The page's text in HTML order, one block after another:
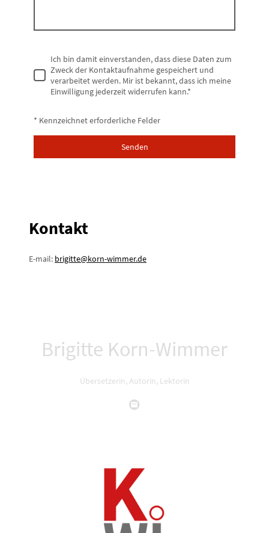
Ich bin damit einverstanden, dass diese Daten zum
Zweck der Kontaktaufnahme gespeichert und
verarbeitet werden. Mir ist bekannt, dass ich meine
Einwilligung jederzeit widerrufen kann.*
* Kennzeichnet erforderliche Felder
Senden
Kontakt
E-mail: brigitte@korn-wimmer.de
Brigitte Korn-Wimmer
Übersetzerin, Autorin, Lektorin